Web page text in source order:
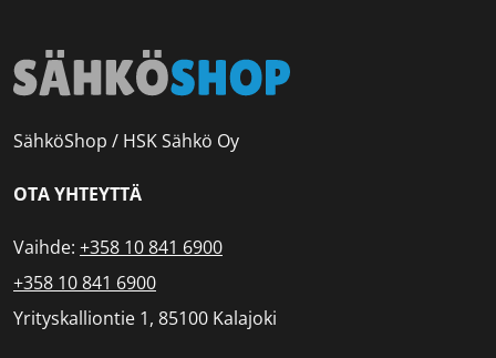
SähköShop / HSK Sähkö Oy
OTA YHTEYTTÄ
Vaihde: +358 10 841 6900
+358 10 841 6900
Yrityskalliontie 1, 85100 Kalajoki